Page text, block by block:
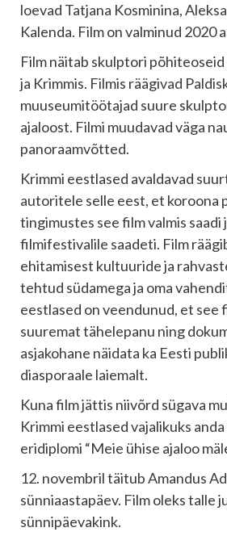
loevad Tatjana Kosminina,
Kalenda. Film on valminud 2020
Film näitab skulptori
ja Krimmis. Filmis räägivad
muuseumitöötajad suure
ajaloost. Filmi muudavad väga
panoraamvõtted.
Krimmi eestlased avaldavad
autoritele selle eest, et koroona
tingimustes see film valmis saadi
filmifestivalile saadeti. Film
ehitamisest kultuuride ja
tehtud südamega ja oma
eestlased on veendunud, et see
suuremat tähelepanu ning
asjakohane näidata ka Eesti
diasporaale laiemalt.
Kuna film jättis niivõrd sügava
Krimmi eestlased vajalikuks
eridiplomi “Meie ühise ajaloo
12. novembril täitub Amandus
sünniaastapäev. Film oleks talle
sünnipäevakink.